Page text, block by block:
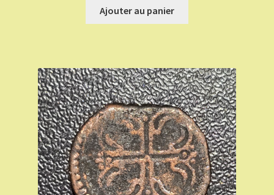
Ajouter au panier